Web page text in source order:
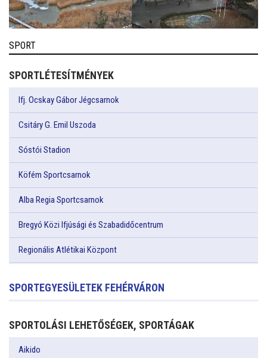
SPORT
SPORTLÉTESÍTMÉNYEK
Ifj. Ocskay Gábor Jégcsarnok
Csitáry G. Emil Uszoda
Sóstói Stadion
Köfém Sportcsarnok
Alba Regia Sportcsarnok
Bregyó Közi Ifjúsági és Szabadidőcentrum
Regionális Atlétikai Központ
SPORTEGYESÜLETEK FEHÉRVÁRON
SPORTOLÁSI LEHETŐSÉGEK, SPORTÁGAK
Aikido